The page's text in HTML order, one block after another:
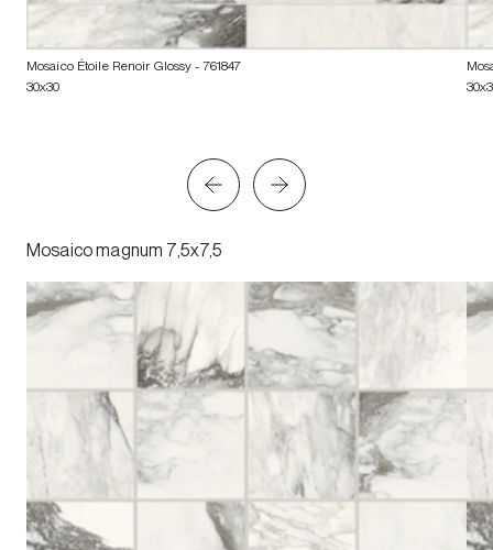
Mosaico Étoile Renoir Glossy - 761847
30x30
Mosaico magnum 7,5x7,5